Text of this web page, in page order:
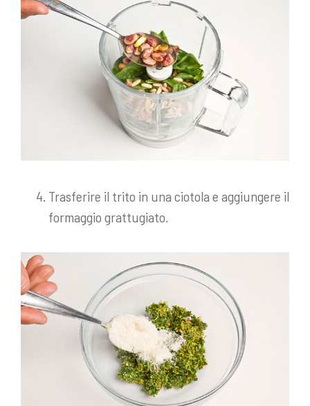
Trasferire il trito in una ciotola e aggiungere il
formaggio grattugiato.